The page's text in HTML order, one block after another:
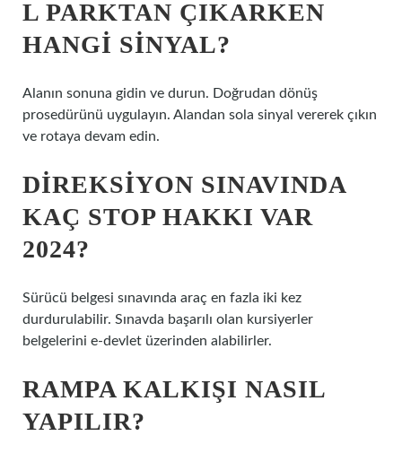
L PARKTAN ÇIKARKEN
HANGI SINYAL?
Alanın sonuna gidin ve durun. Doğrudan dönüş
prosedürünü uygulayın. Alandan sola sinyal vererek çıkın
ve rotaya devam edin.
DIREKSIYON SINAVINDA
KAÇ STOP HAKKI VAR
2024?
Sürücü belgesi sınavında araç en fazla iki kez
durdurulabilir. Sınavda başarılı olan kursiyerler
belgelerini e-devlet üzerinden alabilirler.
RAMPA KALKIŞI NASIL
YAPILIR?